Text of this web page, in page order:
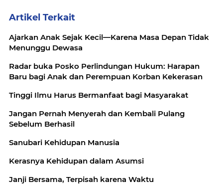
Artikel Terkait
Ajarkan Anak Sejak Kecil—Karena Masa Depan Tidak
Menunggu Dewasa
Radar buka Posko Perlindungan Hukum: Harapan
Baru bagi Anak dan Perempuan Korban Kekerasan
Tinggi Ilmu Harus Bermanfaat bagi Masyarakat
Jangan Pernah Menyerah dan Kembali Pulang
Sebelum Berhasil
Sanubari Kehidupan Manusia
Kerasnya Kehidupan dalam Asumsi
Janji Bersama, Terpisah karena Waktu